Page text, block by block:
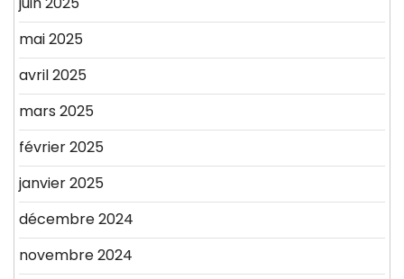
mai 2025
avril 2025
mars 2025
février 2025
janvier 2025
décembre 2024
novembre 2024